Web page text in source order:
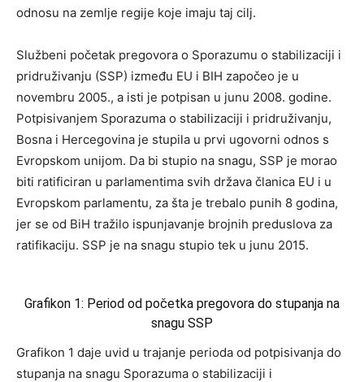
odnosu na zemlje regije koje imaju taj cilj.
Službeni početak pregovora o Sporazumu o stabilizaciji i
pridruživanju (SSP) između EU i BIH započeo je u
novembru 2005., a isti je potpisan u junu 2008. godine.
Potpisivanjem Sporazuma o stabilizaciji i pridruživanju,
Bosna i Hercegovina je stupila u prvi ugovorni odnos s
Evropskom unijom. Da bi stupio na snagu, SSP je morao
biti ratificiran u parlamentima svih država članica EU i u
Evropskom parlamentu, za šta je trebalo punih 8 godina,
jer se od BiH tražilo ispunjavanje brojnih preduslova za
ratifikaciju. SSP je na snagu stupio tek u junu 2015.
Grafikon 1: Period od početka pregovora do stupanja na
snagu SSP
Grafikon 1 daje uvid u trajanje perioda od potpisivanja do
stupanja na snagu Sporazuma o stabilizaciji i